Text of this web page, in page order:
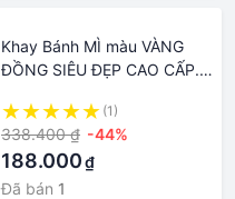
Khay Bánh MÌ màu VÀNG
ĐỒNG SIÊU ĐẸP CAO CẤP.
Baguette Thép Carbon
CHỐNG DÍNH, nặng dày
cầm chắc tay, dạng chảo
mâm lớn 3 Sóng. có nhiều lổ
(1)
338.400 ₫ -44%
188.000₫
Đã bán 1